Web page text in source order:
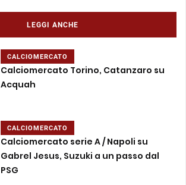
LEGGI ANCHE
CALCIOMERCATO
Calciomercato Torino, Catanzaro su
Acquah
CALCIOMERCATO
Calciomercato serie A / Napoli su
Gabrel Jesus, Suzuki a un passo dal
PSG